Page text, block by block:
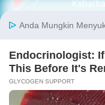
serta